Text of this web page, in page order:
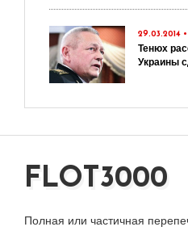
29.03.2014
Тенюх
Украины
FLOT3000
Полная или частичная